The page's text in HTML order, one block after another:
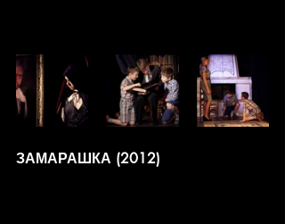
ЗАМАРАШКА (2012)